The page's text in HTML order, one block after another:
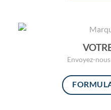
Envoyez-